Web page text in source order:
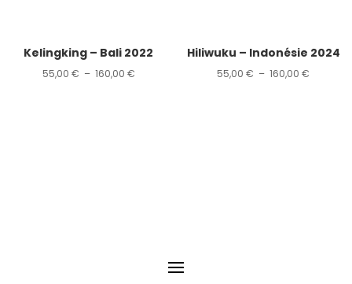
Kelingking – Bali 2022
55,00 € – 160,00 €Plage
Hiliwuku – Indonésie 2024
55,00€ – 160,00€